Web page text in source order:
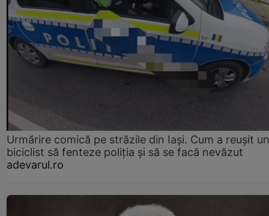
Urmărire comică pe străzile din Iași. Cum a reușit un
biciclist să fenteze poliția și să se facă nevăzut
adevarul.ro